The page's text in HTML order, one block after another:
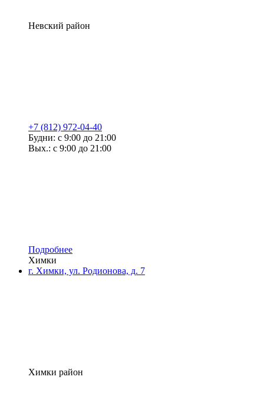
Невский район
+7 (812) 972-04-40
Будни: с 9:00 до 21:00
Вых.: с 9:00 до 21:00
Подробнее
Химки
г. Химки, ул. Родионова, д. 7
Химки район